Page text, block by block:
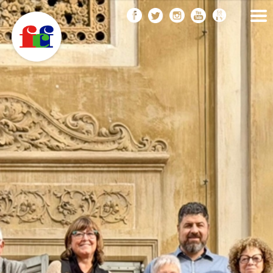
Vés
al
contingut
FEDERACIÓ CATALANA
DE FOTOGRAFIA
F
C
F